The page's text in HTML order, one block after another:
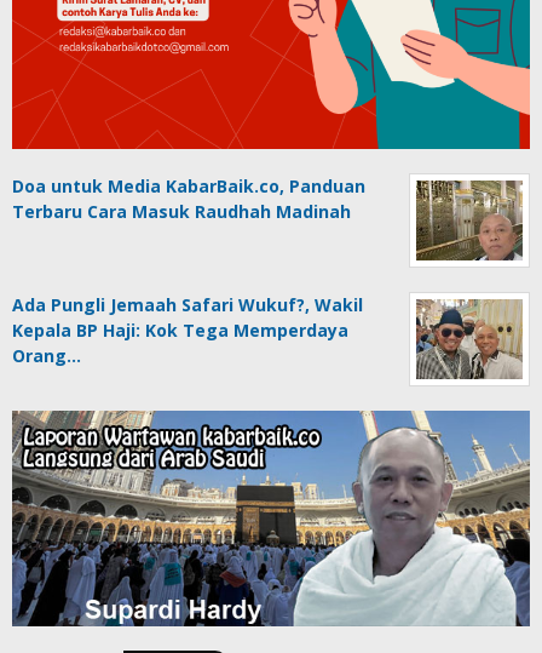
Doa untuk Media KabarBaik.co, Panduan
Terbaru Cara Masuk Raudhah Madinah
Ada Pungli Jemaah Safari Wukuf?, Wakil
Kepala BP Haji: Kok Tega Memperdaya
Orang…